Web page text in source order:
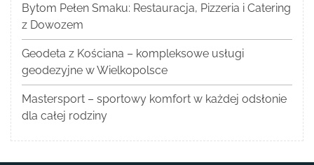
Bytom Pełen Smaku: Restauracja, Pizzeria i Catering
z Dowozem
Geodeta z Kościana – kompleksowe usługi
geodezyjne w Wielkopolsce
Mastersport – sportowy komfort w każdej odsłonie
dla całej rodziny